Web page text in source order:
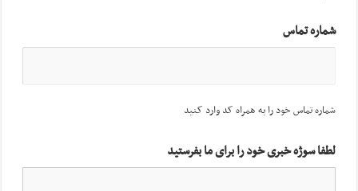
شماره تماس
شماره تماس خود را به همراه کد وارد کنید
لطفا سوژه خبری خود را برای ما بفرستید